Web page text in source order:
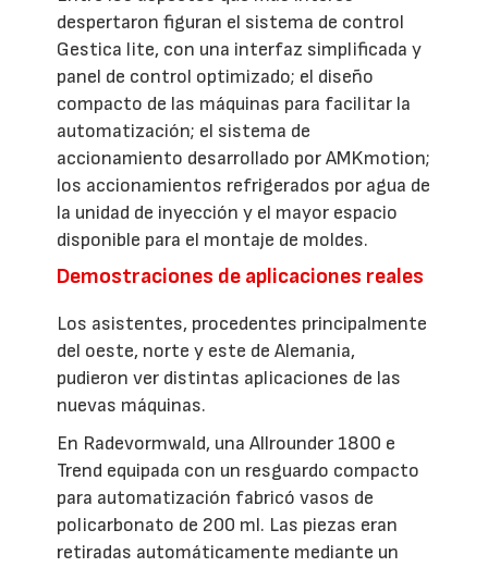
despertaron figuran el sistema de control
Gestica lite, con una interfaz simplificada y
panel de control optimizado; el diseño
compacto de las máquinas para facilitar la
automatización; el sistema de
accionamiento desarrollado por AMKmotion;
los accionamientos refrigerados por agua de
la unidad de inyección y el mayor espacio
disponible para el montaje de moldes.
Demostraciones de aplicaciones reales
Los asistentes, procedentes principalmente
del oeste, norte y este de Alemania,
pudieron ver distintas aplicaciones de las
nuevas máquinas.
En Radevormwald, una Allrounder 1800 e
Trend equipada con un resguardo compacto
para automatización fabricó vasos de
policarbonato de 200 ml. Las piezas eran
retiradas automáticamente mediante un